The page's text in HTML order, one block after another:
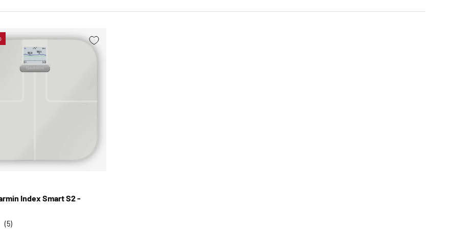
Index Smart S2 -
(5)
SCEGLI OPZIONI